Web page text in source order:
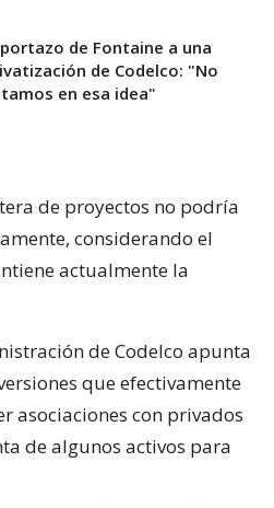
portazo de Fontaine a una
de Codelco: "No
en esa idea"
de proyectos no podría
considerando el
actualmente la
de Codelco apunta
que efectivamente
asociaciones con privados
de algunos activos para